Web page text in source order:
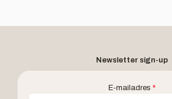
Newsletter sign-up
E-mailadres *